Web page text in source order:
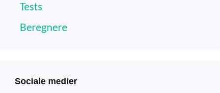
Tests
Beregnere
Sociale medier